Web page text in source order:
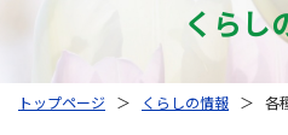
くらし
トップページ ＞ くらしの情報 ＞ 各